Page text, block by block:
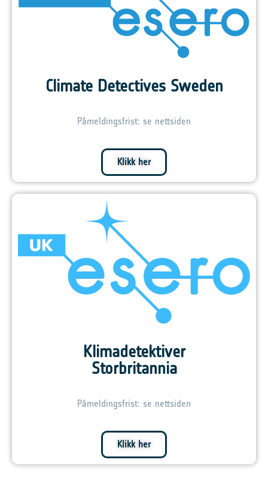
Climate Detectives Sweden
Påmeldingsfrist: se nettsiden
Klikk her
Klimadetektiver
Storbritannia
Påmeldingsfrist: se nettsiden
Klikk her